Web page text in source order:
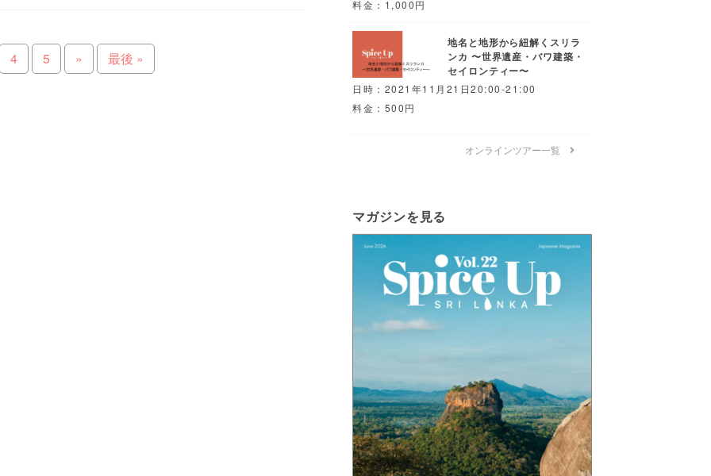
4 5 » 最後 »
料金：1,000円
地名と地形から紐解くスリラ
ンカ 〜世界遺産・バワ建築・
セイロンティー〜
日時：2021年11月21日20:00-21:00
料金：500円
オンラインツアー一覧
マガジンを見る